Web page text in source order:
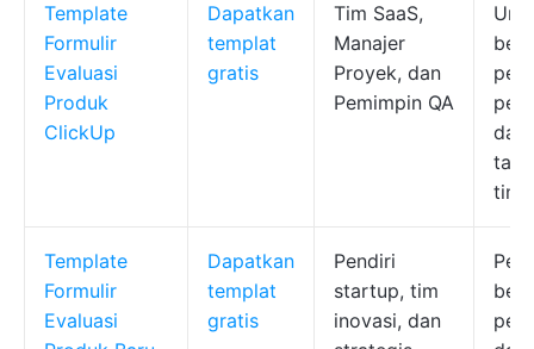
Template
Formulir
Evaluasi
Produk
ClickUp
Dapatkan
templat
gratis
Tim SaaS,
Manajer
Proyek, dan
Pemimpin QA
time
Template
Formulir
Evaluasi
Dapatkan
templat
gratis
Pendiri
startup, tim
inovasi, dan